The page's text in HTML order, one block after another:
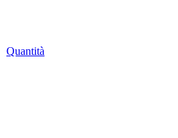
Quantità